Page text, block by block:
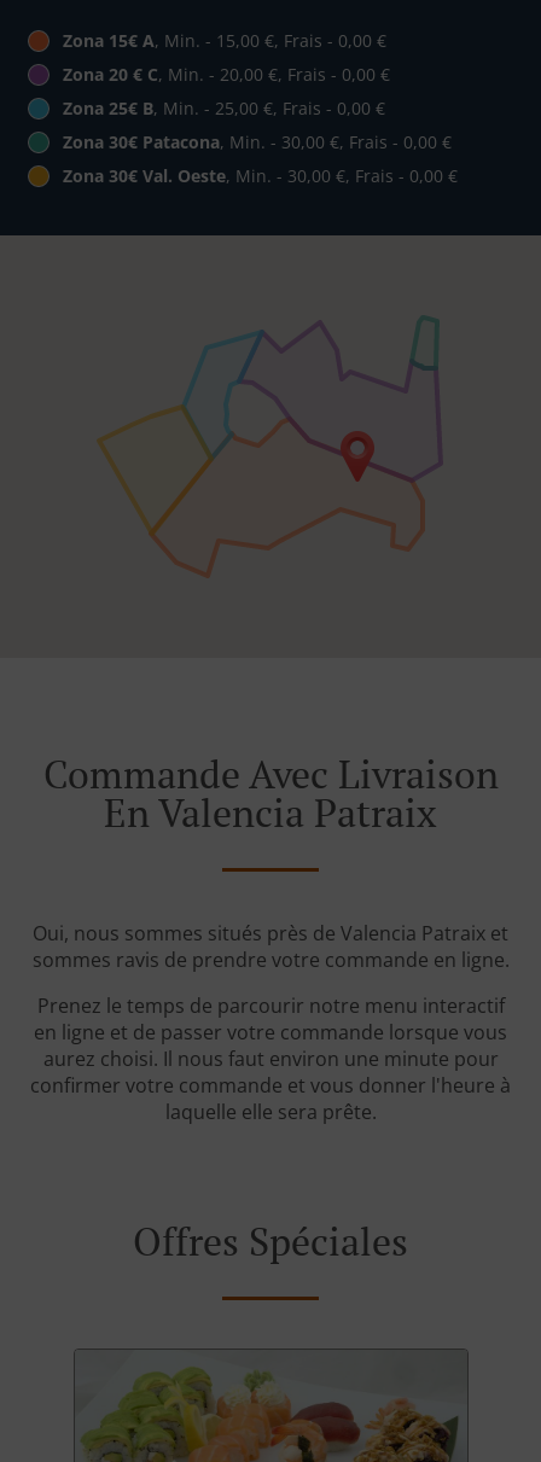
Zona 15€ A, Min. - 15,00 €, Frais - 0,00 €
Zona 20 € C, Min. - 20,00 €, Frais - 0,00 €
Zona 25€ B, Min. - 25,00 €, Frais - 0,00 €
Zona 30€ Patacona, Min. - 30,00 €, Frais - 0,00 €
Zona 30€ Val. Oeste, Min. - 30,00 €, Frais - 0,00 €
Commande Avec Livraison
En Valencia Patraix
Oui, nous sommes situés près de Valencia Patraix et
sommes ravis de prendre votre commande en ligne.
Prenez le temps de parcourir notre menu interactif
en ligne et de passer votre commande lorsque vous
aurez choisi. Il nous faut environ une minute pour
confirmer votre commande et vous donner l'heure à
laquelle elle sera prête.
Offres Spéciales